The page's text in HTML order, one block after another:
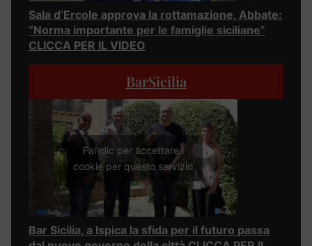
Sala d’Ercole approva la rottamazione, Abbate:
“Norma importante per le famiglie siciliane”
CLICCA PER IL VIDEO
BarSicilia
Fai clic per accettare i
cookie per questo servizio
Bar Sicilia, a Ispica la sfida per il futuro passa